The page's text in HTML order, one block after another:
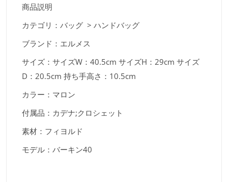
商品説明
カテゴリ：バッグ > ハンドバッグ
ブランド：エルメス
サイズ：サイズW：40.5cm サイズH：29cm サイズ
D：20.5cm 持ち手高さ：10.5cm
カラー：マロン
付属品：カデナ;クロシェット
素材：フィヨルド
モデル：バーキン40